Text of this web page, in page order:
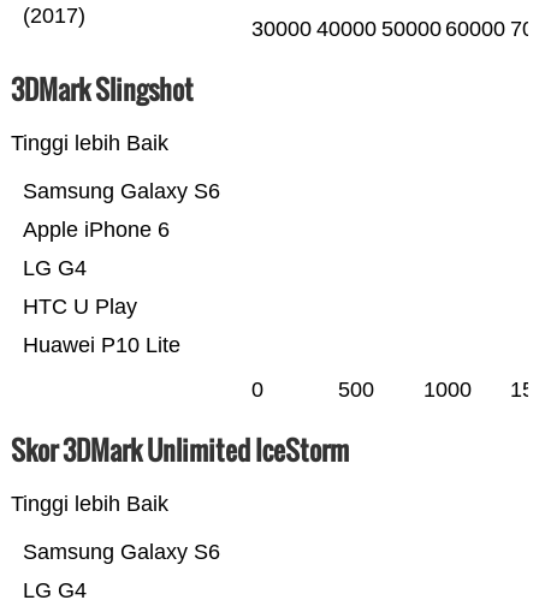
(2017)
30000 40000 50000 60000
3DMark Slingshot
Tinggi lebih Baik
Huawei P10 Lite
HTC U Play
LG G4
Apple iPhone 6
Samsung Galaxy S6
0 500 1000
Skor 3DMark Unlimited IceStorm
Tinggi lebih Baik
LG G4
Samsung Galaxy S6